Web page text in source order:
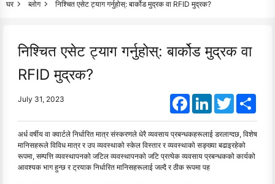
घर ब्लोग निश्चित एसेट ट्याग गर्नुहोस्: बार्कोड मुद्रक वा RFID मुद्रक?
निश्चित एसेट ट्याग गर्नुहोस्: बार्कोड मुद्रक वा
RFID मुद्रक?
July 31, 2023 FacebookLinkedInTwitter
अर्ध वर्षीय वा क्वार्टले निर्धारित मात्र संस्करणले धेरै व्यवसाय प्रबन्धकहरूलाई डरलाग्दछ, विशेष
मानिसहरूले विविध मात्र र उप व्यवस्थाको स्केल विस्तार र व्यवस्थाको सङ्ख्या बढाइरहेको
रूपमा, सम्पत्ति व्यवस्थापनको जटिल व्यवस्थापनको जटि प्रत्येक व्यवसाय प्रबन्धकको कार्यको
आवश्यक भाग हुन्छ र ट्रयाक निर्धारित मानिसहरूलाई जल्दै र ठीक रूपमा पह